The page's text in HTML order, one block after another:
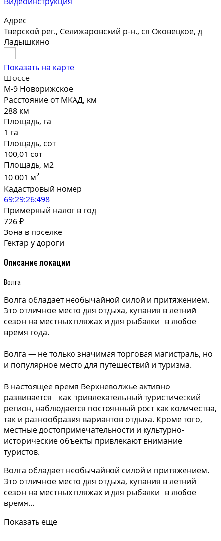
Адрес
Тверской рег., Селижаровский р-н., сп Оковецкое, д
Ладышкино
Показать на карте
Шоссе
М-9 Новорижское
Расстояние от МКАД, км
288 км
Площадь, га
1 га
Площадь, сот
100,01 сот
Площадь, м2
10 001 м2
Кадастровый номер
69:29:26:498
Примерный налог в год
726 ₽
Зона в поселке
Гектар у дороги
Описание локации
Волга
Волга обладает необычайной силой и притяжением.
Это отличное место для отдыха, купания в летний
сезон на местных пляжах и для рыбалки в любое
время года.
Волга — не только значимая торговая магистраль, но
и популярное место для путешествий и туризма.
В настоящее время Верхневолжье активно
развивается как привлекательный туристический
регион, наблюдается постоянный рост как количества,
так и разнообразия вариантов отдыха. Кроме того,
местные достопримечательности и культурно-
исторические объекты привлекают внимание
туристов.
Волга обладает необычайной силой и притяжением.
Это отличное место для отдыха, купания в летний
сезон на местных пляжах и для рыбалки в любое
время...
Показать еще